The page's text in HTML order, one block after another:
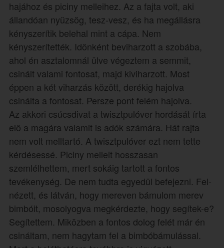
hajához és piciny melleihez. Az a fajta volt, aki
állandóan nyüzsög, tesz-vesz, és ha megállásra
kényszerítik belehal mint a cápa. Nem
kényszerítették. Idönként beviharzott a szobába,
ahol én asztalomnál ülve végeztem a semmit,
csinált valami fontosat, majd kiviharzott. Most
éppen a két viharzás között, derékig hajolva
csinálta a fontosat. Persze pont felém hajolva.
Az akkori csúcsdivat a twisztpulóver hordását írta
elö a magára valamit is adók számára. Hát rajta
nem volt melltartó. A twisztpulóver ezt nem tette
kérdésessé. Piciny melleit hosszasan
szemlélhettem, mert sokáig tartott a fontos
tevékenység. De nem tudta egyedül befejezni. Fel-
nézett, és látván, hogy mereven bámulom merev
bimbóit, mosolyogva megkérdezte, hogy segítek-e?
Segítettem. Miközben a fontos dolog felét már én
csináltam, nem hagytam fel a bimbóbámulással.